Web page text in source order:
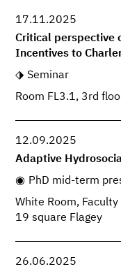
17.11.2025
Critical perspective
Incentives to
Seminar
Room FL3.1, 3rd
12.09.2025
Adaptive
PhD mid-term
White Room,
19 square Flagey
26.06.2025